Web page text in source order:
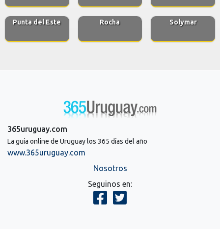
Punta del Este Rocha Solymar
365uruguay.com
La guía online de Uruguay los 365 días del año
www.365uruguay.com
Nosotros
Seguinos en: